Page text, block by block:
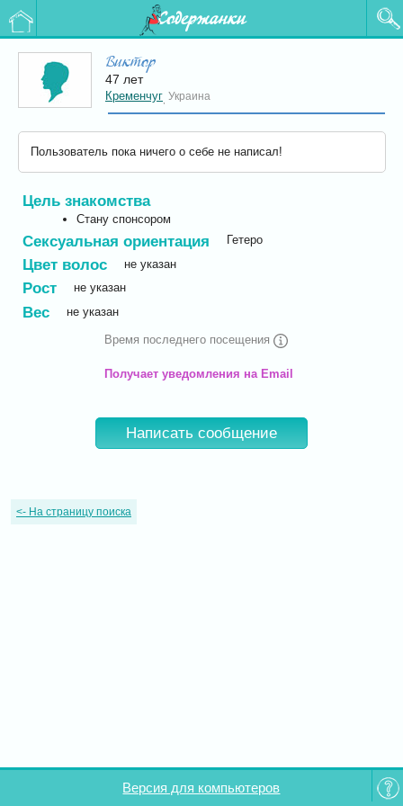
Содержанки
Виктор
47 лет
Кременчуг Украина
Пользователь пока ничего о себе не написал!
Цель знакомства
Стану спонсором
Сексуальная ориентация Гетеро
Цвет волос не указан
Рост не указан
Вес не указан
Время последнего посещения
Получает уведомления на Email
Написать сообщение
<- На страницу поиска
Версия для компьютеров